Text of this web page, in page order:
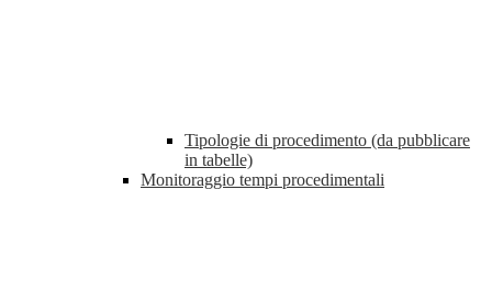
Tipologie di procedimento (da pubblicare
in tabelle)
Monitoraggio tempi procedimentali